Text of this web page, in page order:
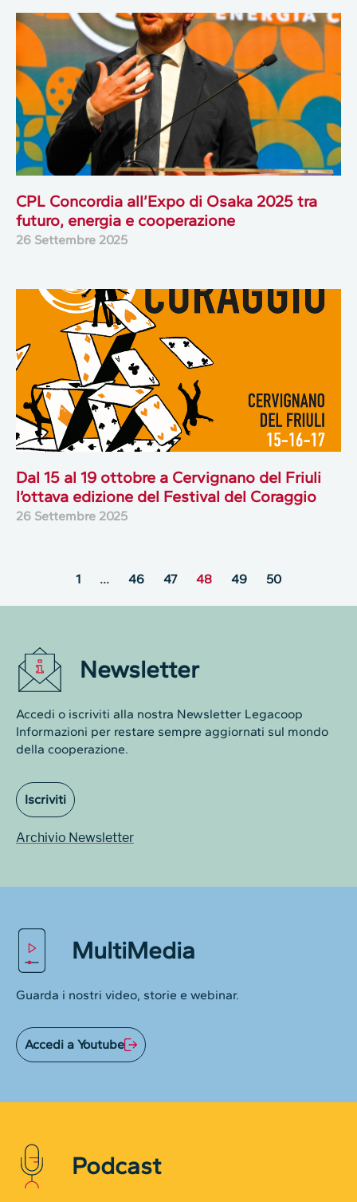
CPL Concordia all’Expo di Osaka 2025 tra
futuro, energia e cooperazione
26 Settembre 2025
Dal 15 al 19 ottobre a Cervignano del Friuli
l’ottava edizione del Festival del Coraggio
26 Settembre 2025
1 … 46 47 48 49 50
Newsletter
Accedi o iscriviti alla nostra Newsletter Legacoop
Informazioni per restare sempre aggiornati sul mondo
della cooperazione.
Iscriviti
Archivio Newsletter
MultiMedia
Guarda i nostri video, storie e webinar.
Accedi a Youtube
Podcast